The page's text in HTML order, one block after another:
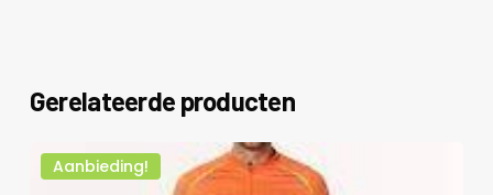
Gerelateerde producten
Aanbieding!